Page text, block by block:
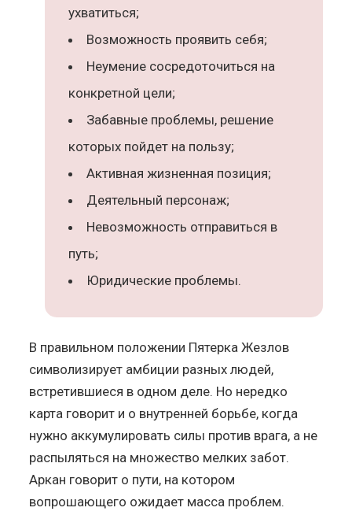
ухватиться;
Возможность проявить себя;
Неумение сосредоточиться на
конкретной цели;
Забавные проблемы, решение
которых пойдет на пользу;
Активная жизненная позиция;
Деятельный персонаж;
Невозможность отправиться в
путь;
Юридические проблемы.
В правильном положении Пятерка Жезлов
символизирует амбиции разных людей,
встретившиеся в одном деле. Но нередко
карта говорит и о внутренней борьбе, когда
нужно аккумулировать силы против врага, а не
распыляться на множество мелких забот.
Аркан говорит о пути, на котором
вопрошающего ожидает масса проблем.